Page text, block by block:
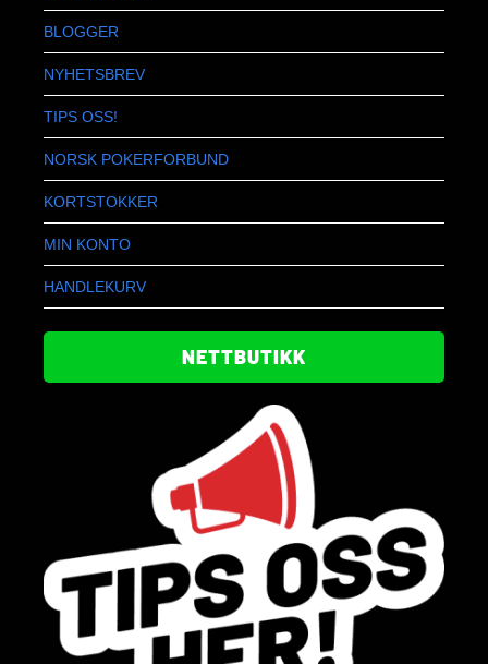
BLOGGER
NYHETSBREV
TIPS OSS!
NORSK POKERFORBUND
KORTSTOKKER
MIN KONTO
HANDLEKURV
NETTBUTIKK